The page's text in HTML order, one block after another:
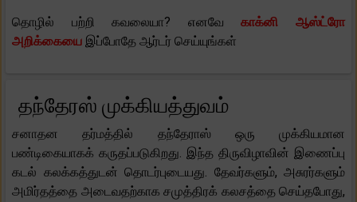
தொழில் பற்றி கவலையா? எனவேகாக்னி ஆஸ்ட்ரோ
அறிக்கையை இப்போதே ஆர்டர் செய்யுங்கள்
தந்தேரஸ் முக்கியத்துவம்
சனாதன தர்மத்தில் தந்தேராஸ் ஒரு முக்கியமான
பண்டிகையாகக் கருதப்படுகிறது. இந்த திருவிழாவின் இணைப்பு
கடல் கலக்கத்துடன் தொடர்புடையது. தேவர்களும், அசுரர்களும்
அமிர்தத்தை அடைவதற்காக சமுத்திரக் கலசத்தை செய்தபோது,